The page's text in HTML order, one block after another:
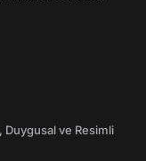
Duygusal ve Resimli